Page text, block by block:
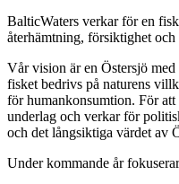
BalticWaters verkar för en
återhämtning, försiktighet
Vår vision är en Östersjö
fisket bedrivs på naturens
för humankonsumtion. För
underlag och verkar för
och det långsiktiga värdet av
Under kommande år